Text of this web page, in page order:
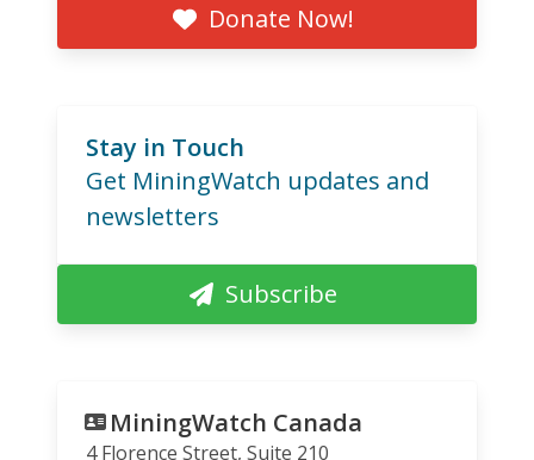
Donate Now!
Stay in Touch
Get MiningWatch updates and
newsletters
Subscribe
MiningWatch Canada
4 Florence Street, Suite 210